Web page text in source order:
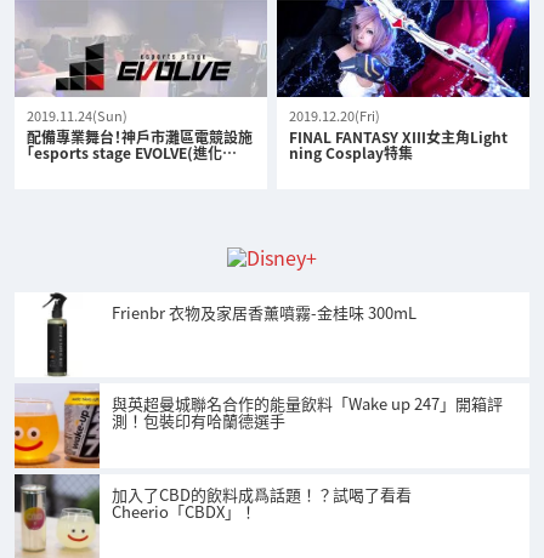
2019.11.24(Sun)
配備專業舞台！神戶市灘區電競設施
「esports stage EVOLVE(進化…
2019.12.20(Fri)
FINAL FANTASY XIII女主角Light
ning Cosplay特集
Frienbr 衣物及家居香薰噴霧-金桂味 300mL
與英超曼城聯名合作的能量飲料「Wake up 247」開箱評
測！包裝印有哈蘭德選手
加入了CBD的飲料成爲話題！？試喝了看看
Cheerio「CBDX」！